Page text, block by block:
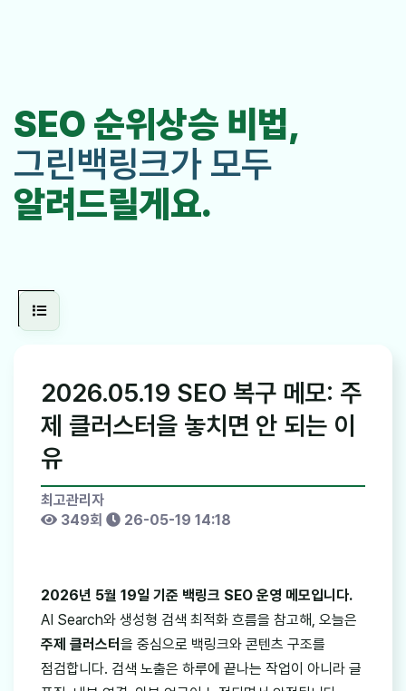
SEO 순위상승 비법,
그린백링크가 모두
알려드릴게요.
2026.05.19 SEO 복구 메모: 주
제 클러스터을 놓치면 안 되는 이
유
최고관리자
349회
26-05-19 14:18
2026년 5월 19일 기준 백링크 SEO 운영 메모입니다.
AI Search와 생성형 검색 최적화 흐름을 참고해, 오늘은
주제 클러스터 을 중심으로 백링크와 콘텐츠 구조를
점검합니다. 검색 노출은 하루에 끝나는 작업이 아니라 글